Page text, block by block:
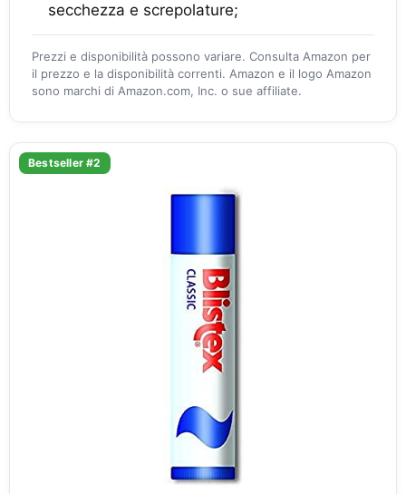
secchezza e screpolature;
Prezzi e disponibilità possono variare. Consulta Amazon per
il prezzo e la disponibilità correnti. Amazon e il logo Amazon
sono marchi di Amazon.com, Inc. o sue affiliate.
Bestseller #2